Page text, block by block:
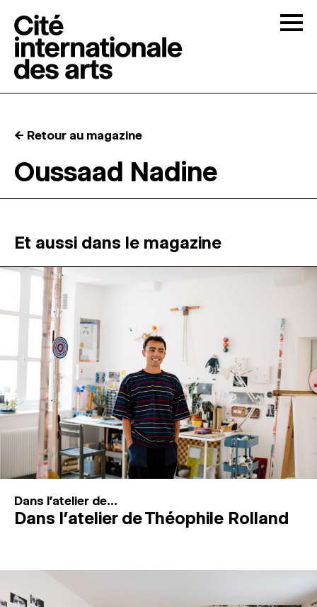
RÉSIDENCES ↓
ATELIERS OUVERTS
PROGRAMMATION
MAGAZINE
ESPACES DE PRATIQUE ARTISTIQUE ↓
Recherche
Connexion
← Retour au magazine
Oussaad Nadine
Et aussi dans le magazine
Dans l'atelier de...
Dans l’atelier de Théophile Rolland